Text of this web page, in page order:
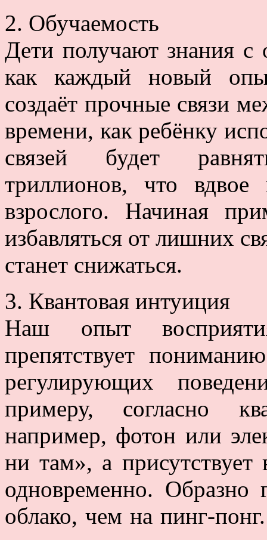
2. Обучаемость
Дети получают знания
как каждый новый
создаёт прочные связи
времени, как ребёнку
связей будет
триллионов, что
взрослого. Начиная
избавляться от лишних
станет снижаться.
3. Квантовая интуиция
Наш опыт
препятствует
регулирующих
примеру, согласно
например, фотон или
ни там», а
одновременно. Образно
облако, чем на пинг-